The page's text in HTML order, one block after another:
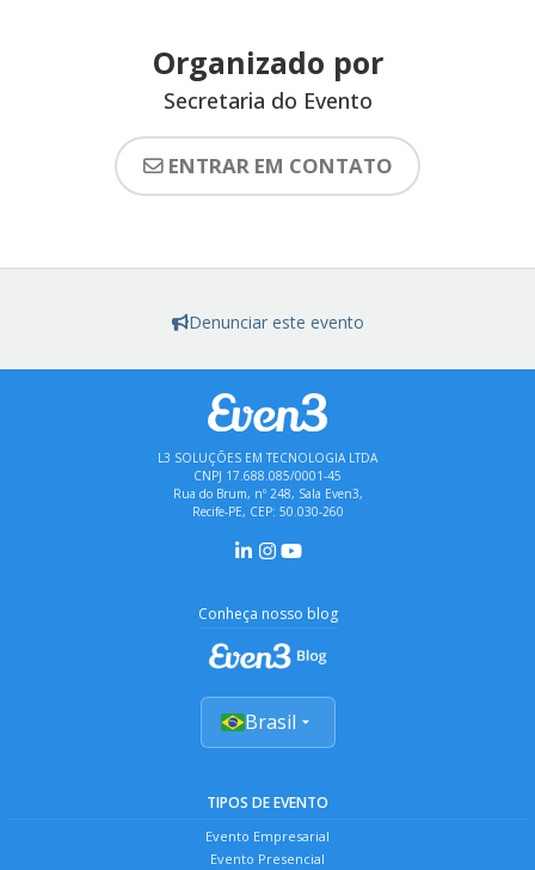
Organizado por
Secretaria do Evento
ENTRAR EM CONTATO
Denunciar este evento
L3 SOLUÇÕES EM TECNOLOGIA LTDA
CNPJ 17.688.085/0001-45
Rua do Brum, nº 248, Sala Even3,
Recife-PE, CEP: 50.030-260
Conheça nosso blog
Brasil
TIPOS DE EVENTO
Evento Empresarial
Evento Presencial